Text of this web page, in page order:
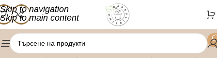
Skip to navigation
Skip to main content
Начало/Кафе капсули/Uno Capsule System капсули